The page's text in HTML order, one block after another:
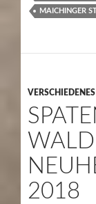
MAICHINGER
2018